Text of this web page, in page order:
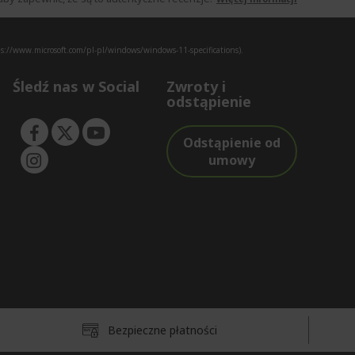
www.microsoft.com/pl-pl/windows/windows-11-specifications).
Śledź nas w Social Zwroty i
odstąpienie
Odstąpienie od
umowy
Bezpieczne płatności